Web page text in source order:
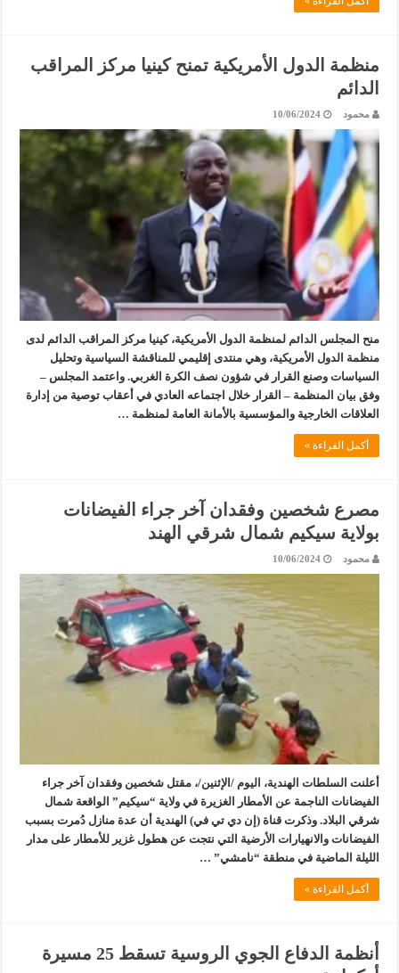
منظمة الدول الأمريكية تمنح كينيا مركز المراقب
الدائم
محمود 10/06/2024
منح المجلس الدائم لمنظمة الدول الأمريكية، كينيا مركز المراقب الدائم لدى
منظمة الدول الأمريكية، وهي منتدى إقليمي للمناقشة السياسية وتحليل
السياسات وصنع القرار في شؤون نصف الكرة الغربي. واعتمد المجلس –
وفق بيان المنظمة – القرار خلال اجتماعه العادي في أعقاب توصية من إدارة
العلاقات الخارجية والمؤسسية بالأمانة العامة لمنظمة …
أكمل القراءة »
مصرع شخصين وفقدان آخر جراء الفيضانات
بولاية سيكيم شمال شرقي الهند
محمود 10/06/2024
أعلنت السلطات الهندية، اليوم /الإثنين/، مقتل شخصين وفقدان آخر جراء
الفيضانات الناجمة عن الأمطار الغزيرة في ولاية “سيكيم” الواقعة شمال
شرقي البلاد. وذكرت قناة (إن دي تي في) الهندية أن عدة منازل دُمرت بسبب
الفيضانات والانهيارات الأرضية التي نتجت عن هطول غزير للأمطار على مدار
الليلة الماضية في منطقة “نامشي” …
أكمل القراءة »
أنظمة الدفاع الجوي الروسية تسقط 25 مسيرة